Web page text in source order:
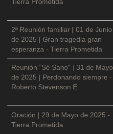
2ª Reunión familiar | 01 de Junio
de 2025 | Gran tragedia gran
esperanza - Tierra Prometida
Reunión "Sé Sano" | 31 de Mayo
de 2025 | Perdonando siempre -
Roberto Stevenson E.
Oración | 29 de Mayo de 2025 -
Tierra Prometida